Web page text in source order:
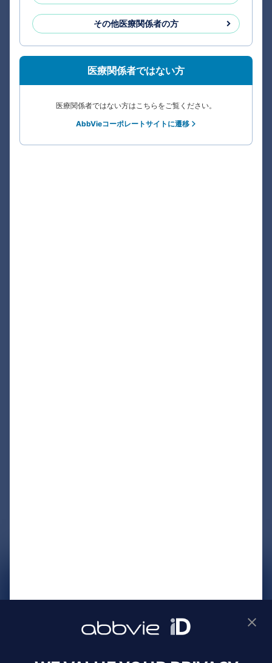
その他医療関係者の方
医療関係者ではない方
医療関係者ではない方はこちらをご覧ください。
AbbVieコーポレートサイトに遷移
プライバシーポリシー